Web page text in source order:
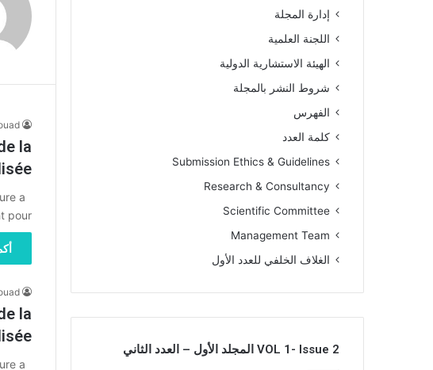
la
a
pour…
la
a
إدارة المجلة
اللجنة العلمية
الهيئة الاستشارية الدولية
شروط النشر بالمجلة
الفهرس
كلمة العدد
Submission Ethics & Guidelines
Research & Consultancy
Scientific Committee
Management Team
الغلاف الخلفي للعدد الأول
VOL 1- Issue 2 المجلد الأول – العدد الثاني